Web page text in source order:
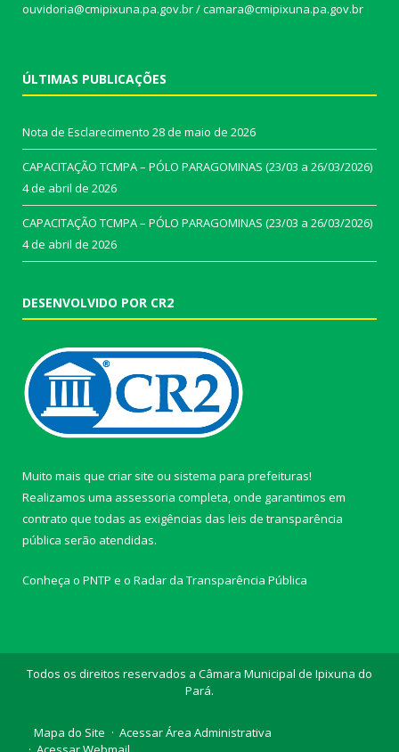
ouvidoria@cmipixuna.pa.gov.br / camara@cmipixuna.pa.gov.br
ÚLTIMAS PUBLICAÇÕES
Nota de Esclarecimento 28 de maio de 2026
CAPACITAÇÃO TCMPA – PÓLO PARAGOMINAS (23/03 a 26/03/2026)
4 de abril de 2026
CAPACITAÇÃO TCMPA – PÓLO PARAGOMINAS (23/03 a 26/03/2026)
4 de abril de 2026
DESENVOLVIDO POR CR2
Muito mais que criar site ou sistema para prefeituras!
Realizamos uma assessoria completa, onde garantimos em
contrato que todas as exigências das leis de transparência
pública serão atendidas.
Conheça o PNTP e o Radar da Transparência Pública
Todos os direitos reservados a Câmara Municipal de Ipixuna do
Pará.
Mapa do Site
Acessar Área Administrativa